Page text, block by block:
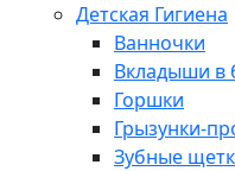
Детская Гигиена
Ванночки
Вкладыши в
Горшки
Грызунки-
Зубные